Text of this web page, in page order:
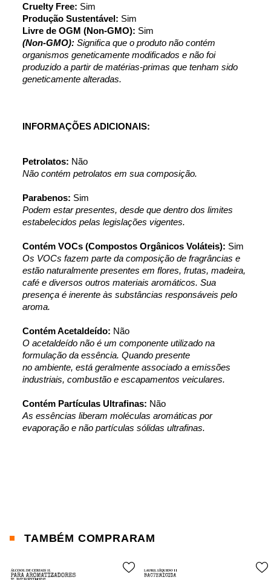
Cruelty Free: Sim
Produção Sustentável: Sim
Livre de OGM (Non-GMO): Sim
(Non-GMO): Significa que o produto não contém
organismos geneticamente modificados e não foi
produzido a partir de matérias-primas que tenham sido
geneticamente alteradas.
INFORMAÇÕES ADICIONAIS:
Petrolatos: Não
Não contém petrolatos em sua composição.
Parabenos: Sim
Podem estar presentes, desde que dentro dos limites
estabelecidos pelas legislações vigentes.
Contém VOCs (Compostos Orgânicos Voláteis): Sim
Os VOCs fazem parte da composição de fragrâncias e
estão naturalmente presentes em flores, frutas, madeira,
café e diversos outros materiais aromáticos. Sua
presença é inerente às substâncias responsáveis pelo
aroma.
Contém Acetaldeído: Não
O acetaldeído não é um componente utilizado na
formulação da essência. Quando presente
no ambiente, está geralmente associado a emissões
industriais, combustão e escapamentos veiculares.
Contém Partículas Ultrafinas: Não
As essências liberam moléculas aromáticas por
evaporação e não partículas sólidas ultrafinas.
TAMBÉM COMPRARAM